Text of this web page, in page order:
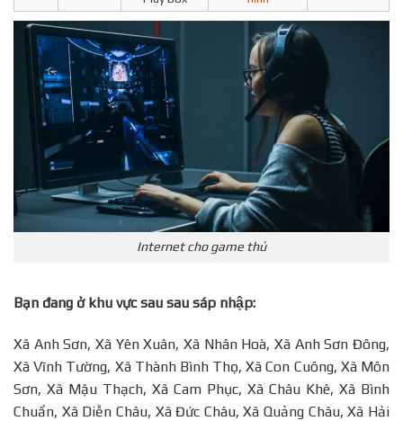
Internet cho game thủ
Bạn đang ở khu vực sau sau sáp nhập:
Xã Anh Sơn, Xã Yên Xuân, Xã Nhân Hoà, Xã Anh Sơn Đông,
Xã Vĩnh Tường, Xã Thành Bình Thọ, Xã Con Cuông, Xã Môn
Sơn, Xã Mậu Thạch, Xã Cam Phục, Xã Châu Khê, Xã Bình
Chuẩn, Xã Diễn Châu, Xã Đức Châu, Xã Quảng Châu, Xã Hải